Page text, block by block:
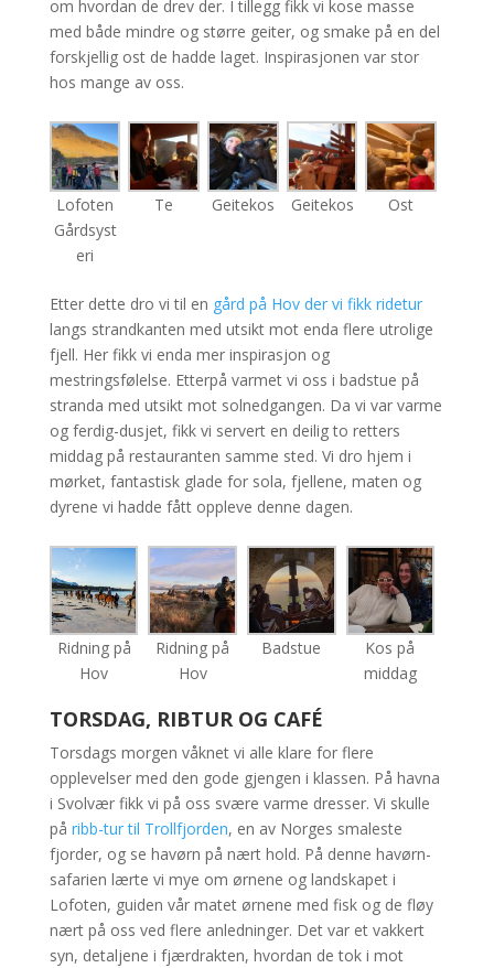
om hvordan de drev der. I tillegg fikk vi kose masse
med både mindre og større geiter, og smake på en del
forskjellig ost de hadde laget. Inspirasjonen var stor
hos mange av oss.
Lofoten
Gårdsyst
eri
Te Geitekos Geitekos Ost
Etter dette dro vi til en gård på Hov der vi fikk ridetur
langs strandkanten med utsikt mot enda flere utrolige
fjell. Her fikk vi enda mer inspirasjon og
mestringsfølelse. Etterpå varmet vi oss i badstue på
stranda med utsikt mot solnedgangen. Da vi var varme
og ferdig-dusjet, fikk vi servert en deilig to retters
middag på restauranten samme sted. Vi dro hjem i
mørket, fantastisk glade for sola, fjellene, maten og
dyrene vi hadde fått oppleve denne dagen.
Ridning på
Hov
Ridning på
Hov
Badstue
Kos på
middag
TORSDAG, RIBTUR OG CAFÉ
Torsdags morgen våknet vi alle klare for flere
opplevelser med den gode gjengen i klassen. På havna
i Svolvær fikk vi på oss svære varme dresser. Vi skulle
på ribb-tur til Trollfjorden, en av Norges smaleste
fjorder, og se havørn på nært hold. På denne havørn-
safarien lærte vi mye om ørnene og landskapet i
Lofoten, guiden vår matet ørnene med fisk og de fløy
nært på oss ved flere anledninger. Det var et vakkert
syn, detaljene i fjærdrakten, hvordan de tok i mot